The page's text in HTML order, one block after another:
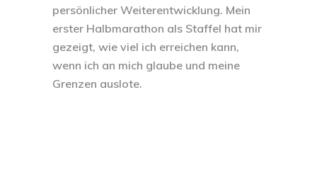
persönlicher Weiterentwicklung. Mein
erster Halbmarathon als Staffel hat mir
gezeigt, wie viel ich erreichen kann,
wenn ich an mich glaube und meine
Grenzen auslote.